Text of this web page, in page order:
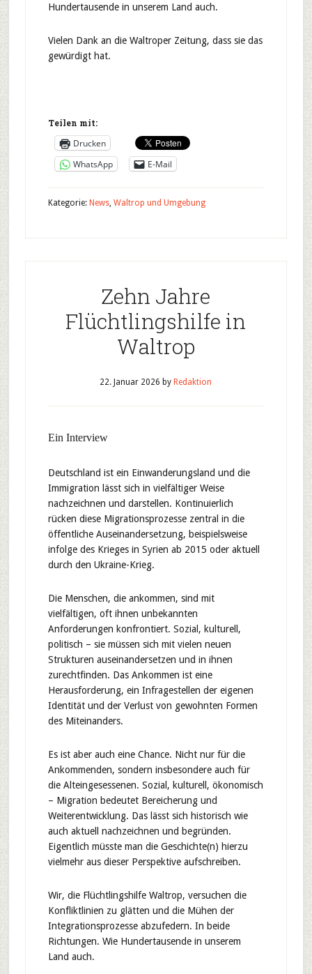
Hundertausende in unserem Land auch.
Vielen Dank an die Waltroper Zeitung, dass sie das
gewürdigt hat.
Teilen mit:
Drucken
WhatsApp
E-Mail
Kategorie: News, Waltrop und Umgebung
Zehn Jahre
Flüchtlingshilfe in
Waltrop
22. Januar 2026 by Redaktion
Ein Interview
Deutschland ist ein Einwanderungsland und die
Immigration lässt sich in vielfältiger Weise
nachzeichnen und darstellen. Kontinuierlich
rücken diese Migrationsprozesse zentral in die
öffentliche Auseinandersetzung, beispielsweise
infolge des Krieges in Syrien ab 2015 oder aktuell
durch den Ukraine-Krieg.
Die Menschen, die ankommen, sind mit
vielfältigen, oft ihnen unbekannten
Anforderungen konfrontiert. Sozial, kulturell,
politisch – sie müssen sich mit vielen neuen
Strukturen auseinandersetzen und in ihnen
zurechtfinden. Das Ankommen ist eine
Herausforderung, ein Infragestellen der eigenen
Identität und der Verlust von gewohnten Formen
des Miteinanders.
Es ist aber auch eine Chance. Nicht nur für die
Ankommenden, sondern insbesondere auch für
die Alteingesessenen. Sozial, kulturell, ökonomisch
– Migration bedeutet Bereicherung und
Weiterentwicklung. Das lässt sich historisch wie
auch aktuell nachzeichnen und begründen.
Eigentlich müsste man die Geschichte(n) hierzu
vielmehr aus dieser Perspektive aufschreiben.
Wir, die Flüchtlingshilfe Waltrop, versuchen die
Konfliktlinien zu glätten und die Mühen der
Integrationsprozesse abzufedern. In beide
Richtungen. Wie Hundertausende in unserem
Land auch.